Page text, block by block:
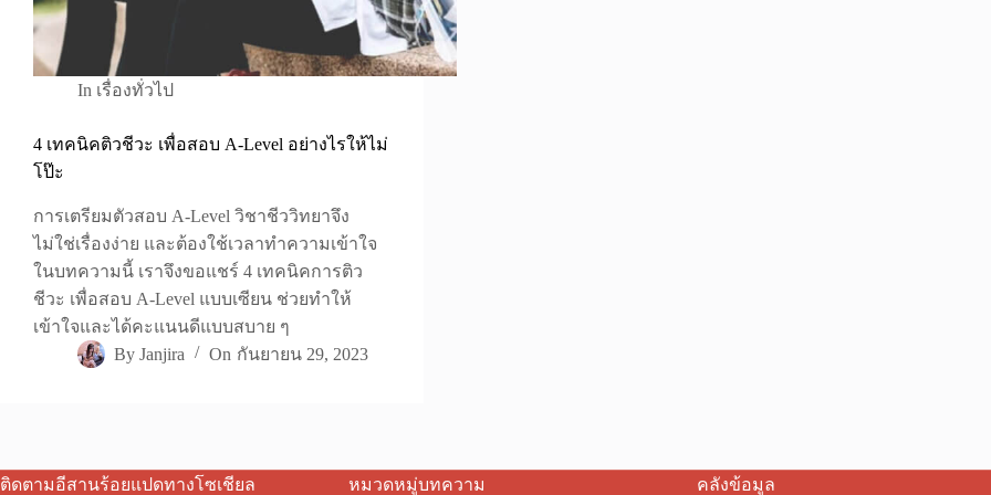
In เรื่องทั่วไป
4 เทคนิคติวชีวะ เพื่อสอบ A-Level อย่างไรให้ไม่
โป๊ะ
การเตรียมตัวสอบ A-Level วิชาชีววิทยาจึง
ไม่ใช่เรื่องง่าย และต้องใช้เวลาทำความเข้าใจ
ในบทความนี้ เราจึงขอแชร์ 4 เทคนิคการติว
ชีวะ เพื่อสอบ A-Level แบบเซียน ช่วยทำให้
เข้าใจและได้คะแนนดีแบบสบาย ๆ
By Janjira On กันยายน 29, 2023
ติดตามอีสานร้อยแปดทางโซเชียล หมวดหมู่บทความ คลังข้อมูล